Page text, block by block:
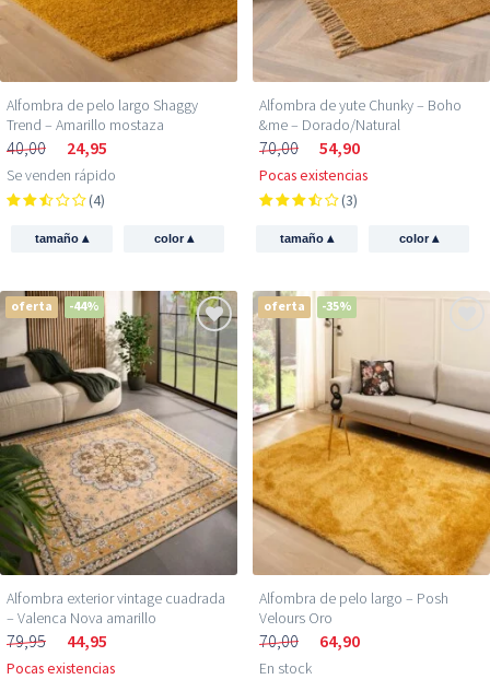
Alfombra de pelo largo Shaggy
Trend – Amarillo mostaza
40,00 24,95
Se venden rápido
(4)
tamaño ▴ color▴
Alfombra de yute Chunky – Boho
&me – Dorado/Natural
70,00 54,90
Pocas existencias
(3)
tamaño ▴ color▴
oferta -44%
Alfombra exterior vintage cuadrada​
– Valenca Nova amarillo
79,95 44,95
Pocas existencias
oferta -35%
Alfombra de pelo largo – Posh
Velours Oro
70,00 64,90
En stock